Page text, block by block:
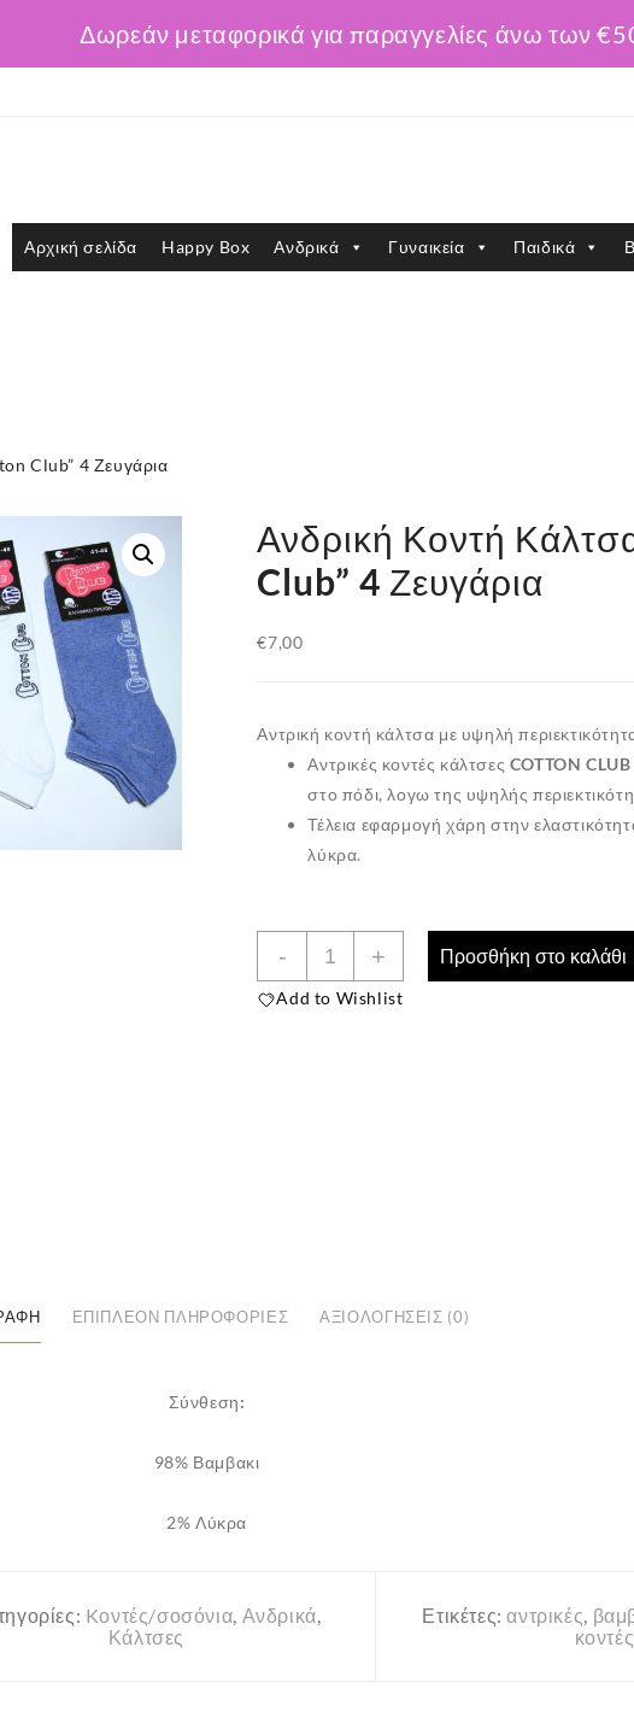
Δωρεάν μεταφορικά για παραγγελίες άνω των
Αρχική σελίδα Happy Box Ανδρικά Γυναικεία Παιδικά
Club” 4 Ζευγάρια
Ανδρική Κοντή
Club” 4 Ζευγάρια
€7,00
Αντρική κοντή κάλτσα με υψηλή
Αντρικές κοντές κάλτσες COTTON CLUB
στο πόδι, λογω της υψηλής
Τέλεια εφαρμογή χάρη στην
λύκρα.
-
Ανδρική
Κοντή
Κάλτσα
+ Προσθήκη στο καλάθι
Add to Wishlist
ΕΠΙΠΛΈΟΝ ΠΛΗΡΟΦΟΡΊΕΣ ΑΞΙΟΛΟΓΉΣΕΙΣ (0)
Σύνθεση:
98% Βαμβακι
2% Λύκρα
Kοντές/σοσόνια, Ανδρικά,
Κάλτσες
Ετικέτες:αντρικές,
κοντές